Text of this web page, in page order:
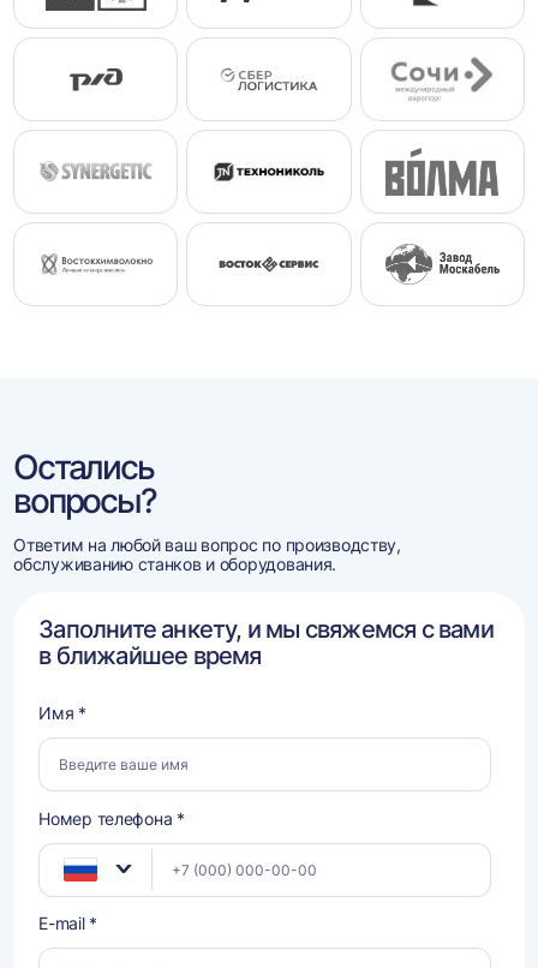
Остались
вопросы?
Ответим на любой ваш вопрос по производству,
обслуживанию станков и оборудования.
Заполните анкету, и мы свяжемся с вами
в ближайшее время
Имя *
Номер телефона *
E-mail *